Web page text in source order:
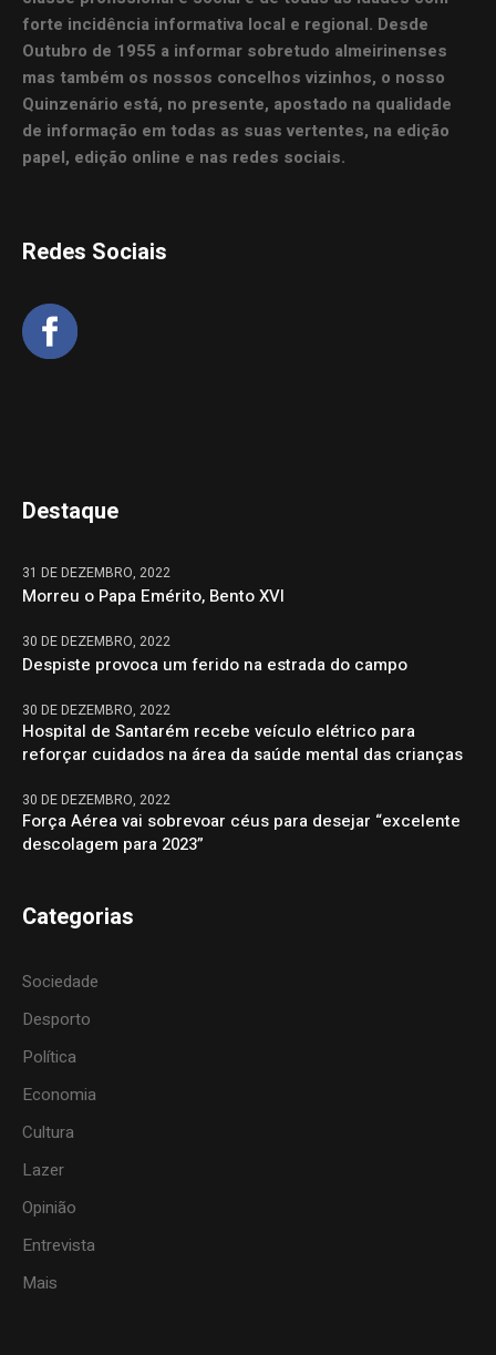
forte incidência informativa local e regional. Desde
Outubro de 1955 a informar sobretudo almeirinenses
mas também os nossos concelhos vizinhos, o nosso
Quinzenário está, no presente, apostado na qualidade
de informação em todas as suas vertentes, na edição
papel, edição online e nas redes sociais.
Redes Sociais
Destaque
31 DE DEZEMBRO, 2022
Morreu o Papa Emérito, Bento XVI
30 DE DEZEMBRO, 2022
Despiste provoca um ferido na estrada do campo
30 DE DEZEMBRO, 2022
Hospital de Santarém recebe veículo elétrico para
reforçar cuidados na área da saúde mental das crianças
30 DE DEZEMBRO, 2022
Força Aérea vai sobrevoar céus para desejar “excelente
descolagem para 2023”
Categorias
Sociedade
Desporto
Política
Economia
Cultura
Lazer
Opinião
Entrevista
Mais